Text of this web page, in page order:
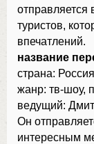
туристов,
впечатлений.
название
страна:
жанр: тв-шоу,
ведущий:
Он
интересным